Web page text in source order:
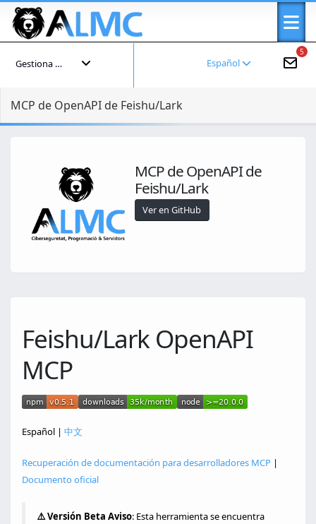
5
Español
Gestiona tu cuenta
MCP de OpenAPI de Feishu/Lark
MCP de OpenAPI de
Feishu/Lark
Ver en GitHub
Feishu/Lark OpenAPI
MCP
Español | 中文
Recuperación de documentación para desarrolladores MCP |
Documento oficial
⚠️ Versión Beta Aviso: Esta herramienta se encuentra